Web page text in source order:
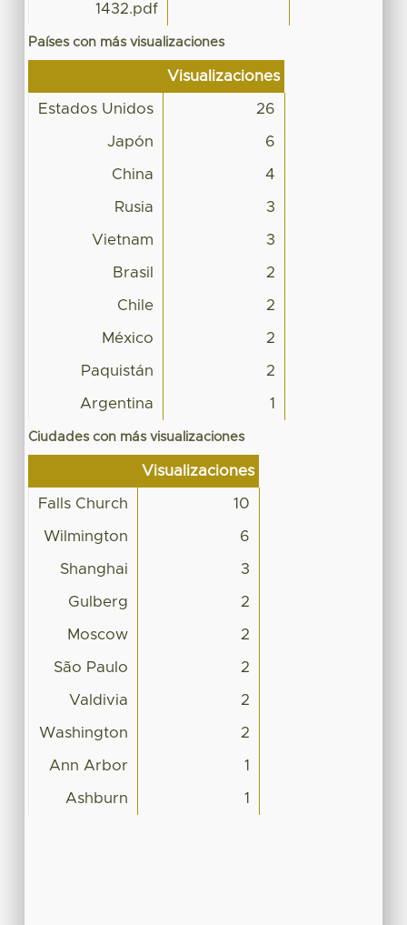
1432.pdf
Países con más visualizaciones
Visualizaciones
Estados Unidos 26
Japón 6
China 4
Rusia 3
Vietnam 3
Brasil 2
Chile 2
México 2
Paquistán 2
Argentina 1
Ciudades con más visualizaciones
Visualizaciones
Falls Church 10
Wilmington 6
Shanghai 3
Gulberg 2
Moscow 2
São Paulo 2
Valdivia 2
Washington 2
Ann Arbor 1
Ashburn 1